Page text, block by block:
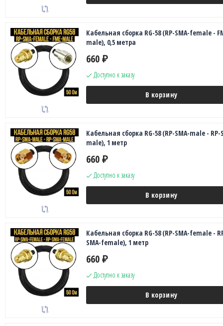
Кабельная сборка RG-58 (RP-SMA-female -
male), 0,5 метра
660 ₽
Доступно к заказу
В корзину
Кабельная сборка RG-58 (RP-SMA-male - RP-
male), 1 метр
660 ₽
Доступно к заказу
В корзину
Кабельная сборка RG-58 (RP-SMA-female -
SMA-female), 1 метр
660 ₽
Доступно к заказу
В корзину